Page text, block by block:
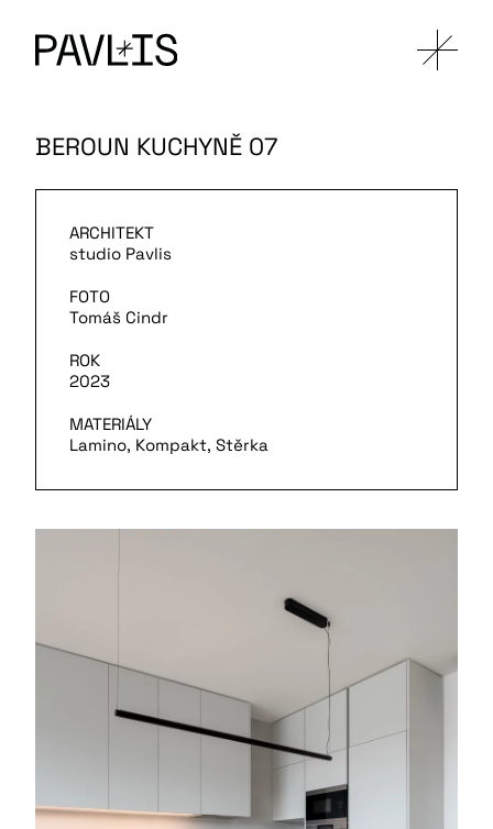
BEROUN KUCHYNĚ 07
ARCHITEKT
studio Pavlis
FOTO
Tomáš Cindr
ROK
2023
MATERIÁLY
Lamino, Kompakt, Stěrka